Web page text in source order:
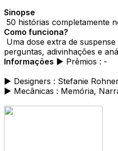
Sinopse
50 histórias completamente
Como funciona?
Uma dose extra de
perguntas, adivinhações e
Informações ► Prêmios : -
► Designers : Stefanie
► Mecânicas : Memória,